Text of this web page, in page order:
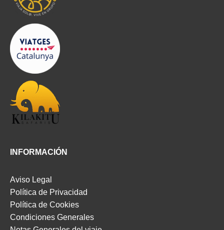
INFORMACIÓN
Aviso Legal
Política de Privacidad
Política de Cookies
Condiciones Generales